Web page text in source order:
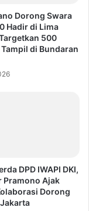
Dorong Swara
Hadir di Lima
500
di Bundaran
DPD IWAPI DKI,
Pramono Ajak
Dorong